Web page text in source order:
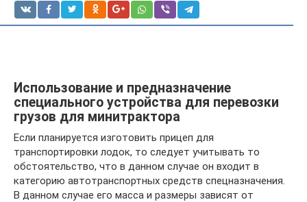
Использование и предназначение
специального устройства для перевозки
грузов для минитрактора
Если планируется изготовить прицеп для
транспортировки лодок, то следует учитывать то
обстоятельство, что в данном случае он входит в
категорию автотранспортных средств спецназначения.
В данном случае его масса и размеры зависят от